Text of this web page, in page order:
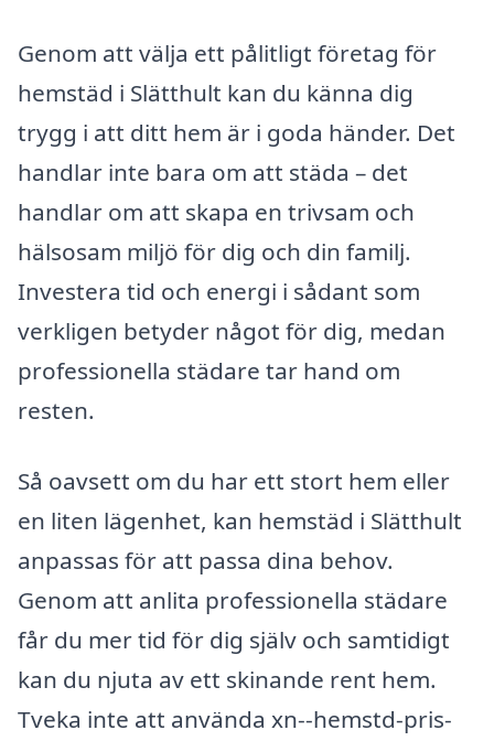
Genom att välja ett pålitligt företag för
hemstäd i Slätthult kan du känna dig
trygg i att ditt hem är i goda händer. Det
handlar inte bara om att städa – det
handlar om att skapa en trivsam och
hälsosam miljö för dig och din familj.
Investera tid och energi i sådant som
verkligen betyder något för dig, medan
professionella städare tar hand om
resten.
Så oavsett om du har ett stort hem eller
en liten lägenhet, kan hemstäd i Slätthult
anpassas för att passa dina behov.
Genom att anlita professionella städare
får du mer tid för dig själv och samtidigt
kan du njuta av ett skinande rent hem.
Tveka inte att använda xn--hemstd-pris-